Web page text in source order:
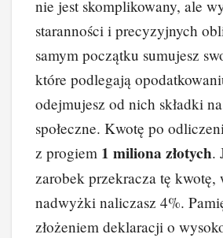
nie jest skomplikowany, ale
staranności i precyzyjnych
samym początku sumujesz
które podlegają
odejmujesz od nich składki
społeczne. Kwotę po
z progiem 1 miliona złotych.
zarobek przekracza tę kwotę,
nadwyżki naliczasz 4%.
złożeniem deklaracji o